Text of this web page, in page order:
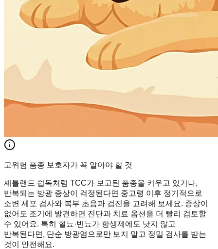
고위험 품종 보호자가 꼭 알아야 할 것
셰틀랜드 쉽독처럼 TCC가 보고된 품종을 키우고 있거나,
반복되는 방광 증상이 걱정된다면 중고령 이후 정기적으로
소변 세포 검사와 복부 초음파 검진을 고려해 보세요. 증상이
없어도 조기에 발견하면 진단과 치료 옵션을 더 빨리 검토할
수 있어요. 특히 혈뇨·빈뇨가 항생제에도 낫지 않고
반복된다면, 단순 방광염으로만 보지 말고 정밀 검사를 받는
것이 안전해요.